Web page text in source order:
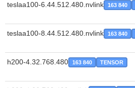
teslaa100-6.44.512.480.nvlink 163 840
teslaa100-8.44.512.480.nvlink 163 840
h200-4.32.768.480 163 840 TENSOR